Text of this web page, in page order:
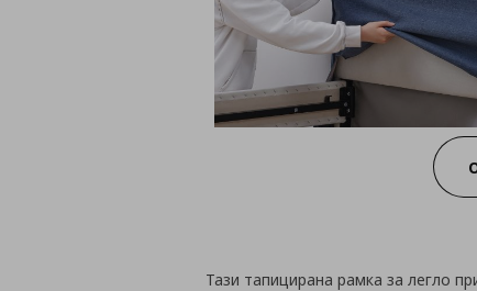
Тази тапицирана рамка за легло